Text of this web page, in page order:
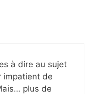
à dire au sujet
impatient de
plus de